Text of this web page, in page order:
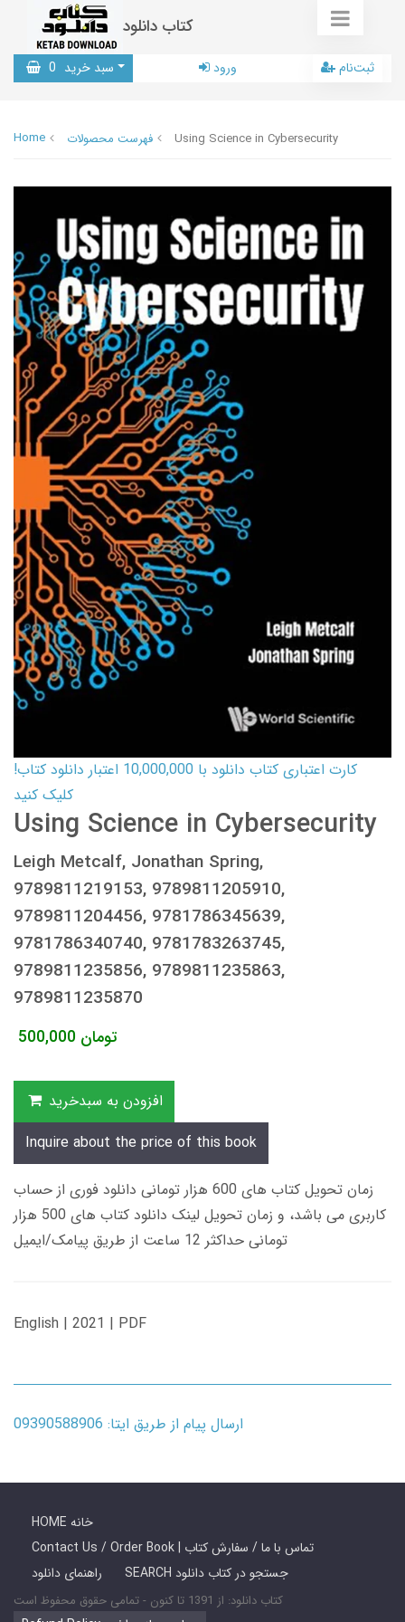
کتاب دانلود
سبد خرید 0 ورود ثبت‌نام
Home فهرست محصولات Using Science in Cybersecurity
کارت اعتباری کتاب دانلود با 10,000,000 اعتبار دانلود کتاب!
کلیک کنید
Using Science in Cybersecurity
Leigh Metcalf, Jonathan Spring,
9789811219153, 9789811205910,
9789811204456, 9781786345639,
9781786340740, 9781783263745,
9789811235856, 9789811235863,
9789811235870
500,000 تومان
افزودن به سبدخرید
Inquire about the price of this book
زمان تحویل کتاب های 600 هزار تومانی دانلود فوری از حساب
کاربری می باشد، و زمان تحویل لینک دانلود کتاب های 500 هزار
تومانی حداکثر 12 ساعت از طریق پیامک/ایمیل
English | 2021 | PDF
ارسال پیام از طریق ایتا: 09390588906
HOME خانه
Contact Us / Order Book | تماس با ما / سفارش کتاب
راهنمای دانلود
SEARCH جستجو در کتاب دانلود
کتاب دانلود: از 1391 تا کنون - تمامی حقوق محفوظ است